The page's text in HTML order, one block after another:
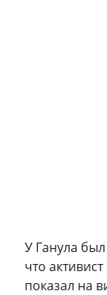
У Ганула
что
показал на